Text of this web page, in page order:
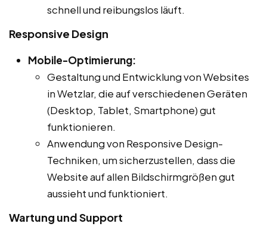
schnell und reibungslos läuft.
Responsive Design
Mobile-Optimierung:
Gestaltung und Entwicklung von Websites
in Wetzlar, die auf verschiedenen Geräten
(Desktop, Tablet, Smartphone) gut
funktionieren.
Anwendung von Responsive Design-
Techniken, um sicherzustellen, dass die
Website auf allen Bildschirmgrößen gut
aussieht und funktioniert.
Wartung und Support